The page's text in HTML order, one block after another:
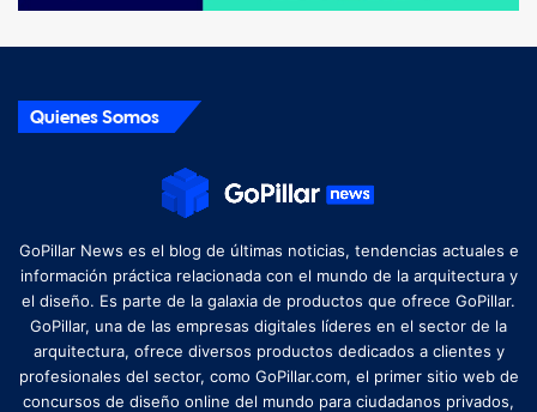
Quienes Somos
GoPillar News es el blog de últimas noticias, tendencias actuales e
información práctica relacionada con el mundo de la arquitectura y
el diseño. Es parte de la galaxia de productos que ofrece GoPillar.
GoPillar, una de las empresas digitales líderes en el sector de la
arquitectura, ofrece diversos productos dedicados a clientes y
profesionales del sector, como GoPillar.com, el primer sitio web de
concursos de diseño online del mundo para ciudadanos privados,